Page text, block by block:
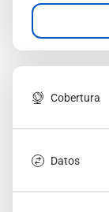
Cobertura
Datos